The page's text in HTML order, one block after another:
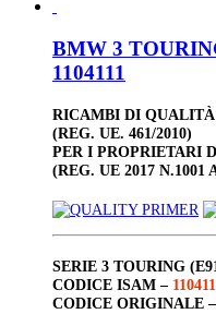
BMW 3
1104111
RICAMBI DI
(REG. UE. 461/2010)
PER I PROPRIETARI
(REG. UE 2017 N.1001
SERIE 3 TOURING
CODICE ISAM –
CODICE ORIGINALE –